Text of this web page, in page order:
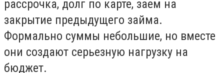
рассрочка, долг по карте, заем на
закрытие предыдущего займа.
Формально суммы небольшие, но вместе
они создают серьезную нагрузку на
бюджет.